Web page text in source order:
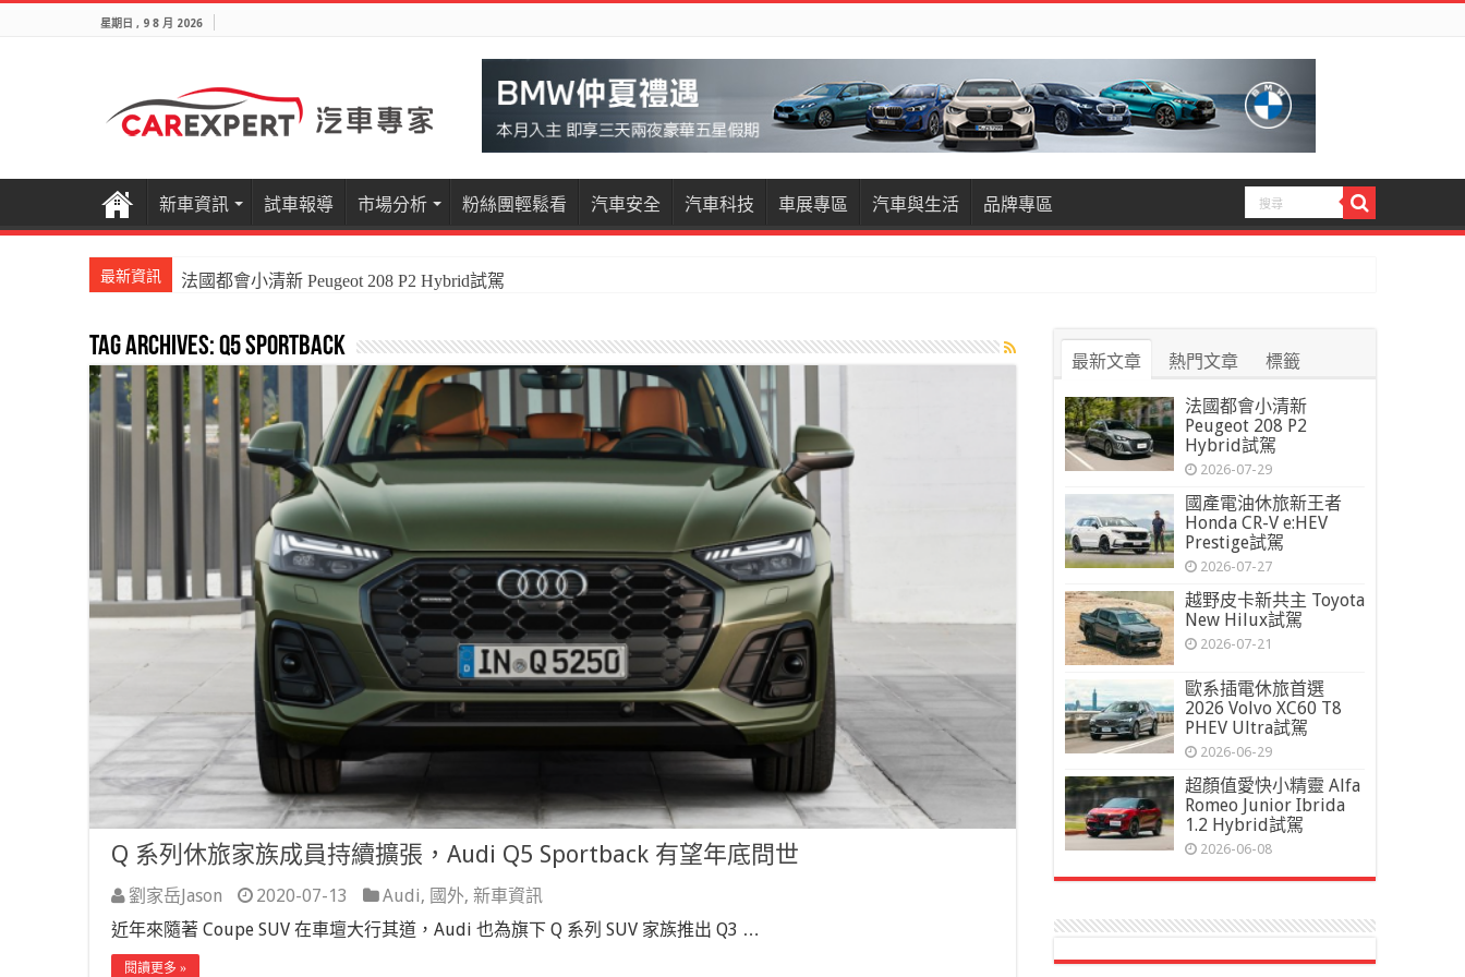
星期日 , 9 8 月 2026
新車資訊 試車報導 市場分析 粉絲團輕鬆看 汽車安全 汽車科技 車展專區 汽車與生活 品牌專區
最新資訊 法國都會小清新 Peugeot 208 P2 Hybrid試駕
Tag Archives:Q5 Sportback
Q 系列休旅家族成員持續擴張，Audi Q5 Sportback 有望年底問世
劉家岳Jason 2020-07-13 Audi, 國外, 新車資訊
近年來隨著 Coupe SUV 在車壇大行其道，Audi 也為旗下 Q 系列 SUV 家族推出 Q3 …
閱讀更多 »
最新文章 熱門文章 標籤
法國都會小清新
Peugeot 208 P2
Hybrid試駕
2026-07-29
國產電油休旅新王者
Honda CR-V e:HEV
Prestige試駕
2026-07-27
越野皮卡新共主 Toyota
New Hilux試駕
2026-07-21
歐系插電休旅首選
2026 Volvo XC60 T8
PHEV Ultra試駕
2026-06-29
超顏值愛快小精靈 Alfa
Romeo Junior Ibrida
1.2 Hybrid試駕
2026-06-08